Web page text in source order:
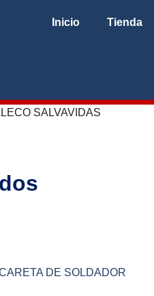
Inicio Tienda
SALVAVIDAS